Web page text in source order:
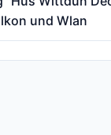
und Wlan